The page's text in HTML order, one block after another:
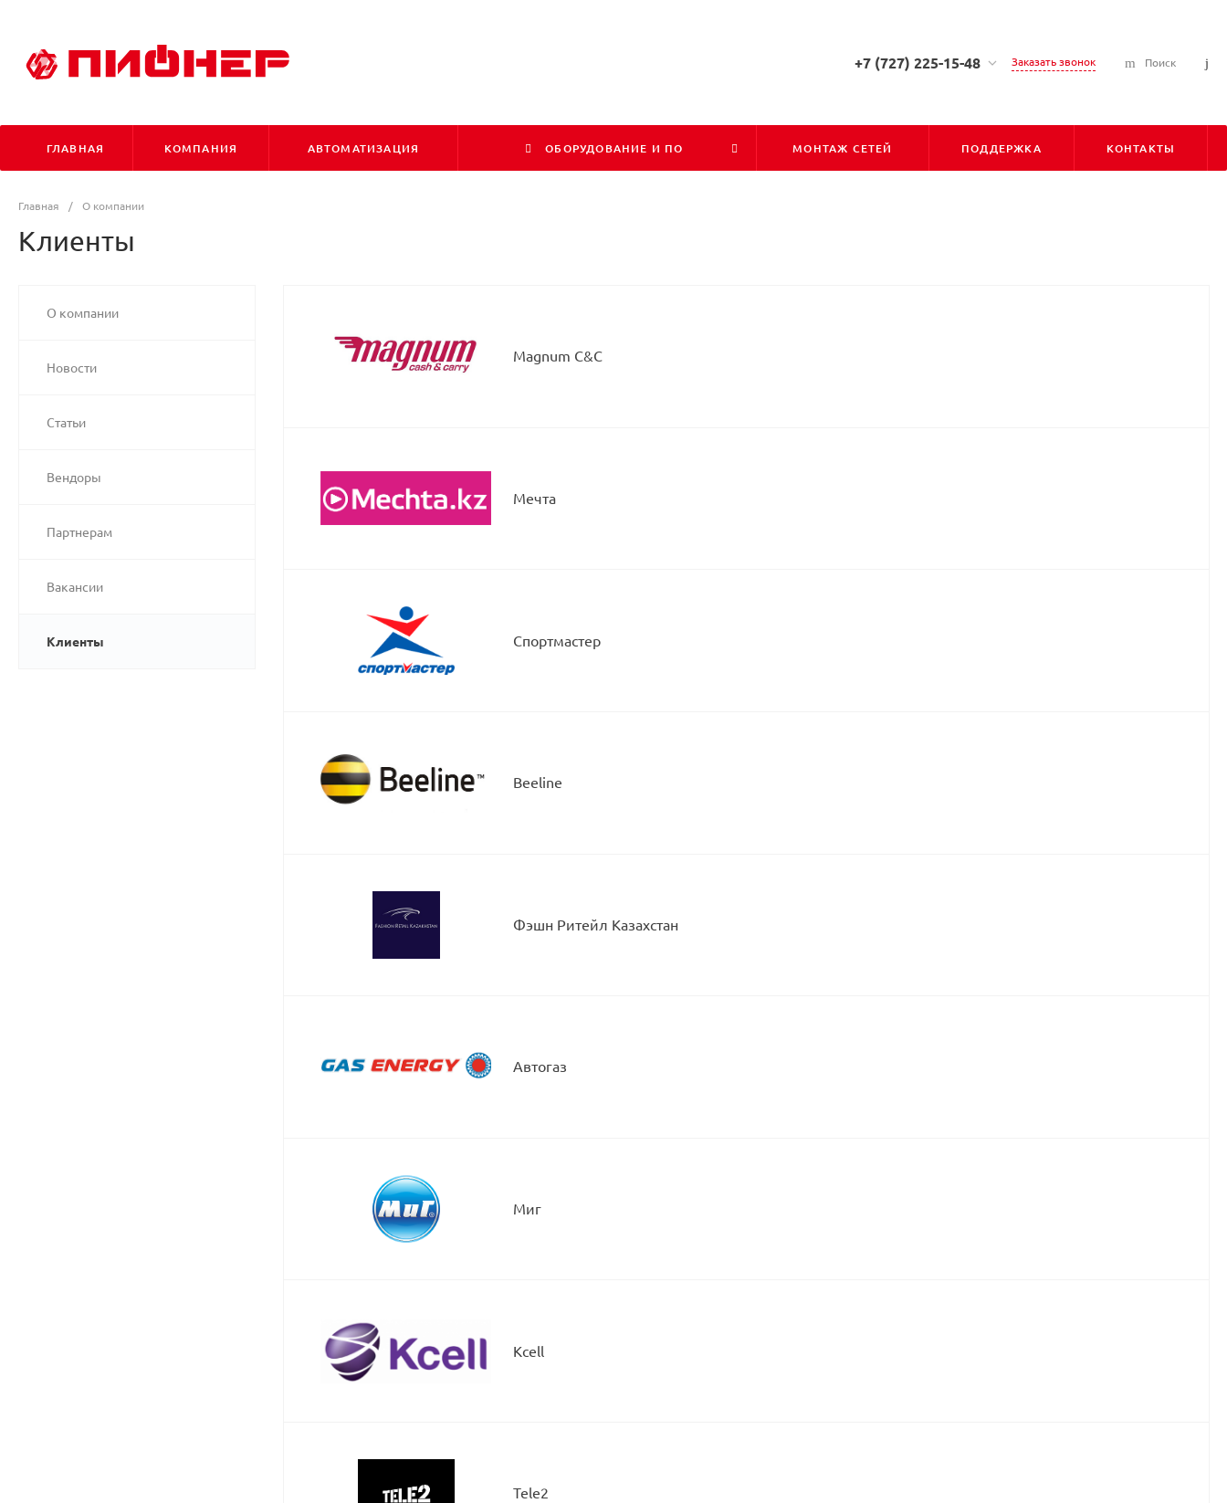
+7 (727) 225-15-48
г. Алматы, ул. Сарсена
Заказать звонок Поиск
ГЛАВНАЯ КОМПАНИЯ АВТОМАТИЗАЦИЯ ОБОРУДОВАНИЕ И ПО МОНТАЖ СЕТЕЙ ПОДДЕРЖКА КОНТАКТЫ
Главная / О компании
Клиенты
О компании
Новости
Статьи
Вендоры
Партнерам
Вакансии
Клиенты
Magnum C&C
Мечта
Спортмастер
Beeline
Фэшн Ритейл Казахстан
Автогаз
Миг
Kcell
Tele2